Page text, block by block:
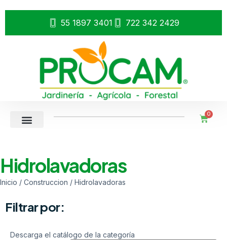
55 1897 3401 722 342 2429
0
Hidrolavadoras
Inicio / Construccion / Hidrolavadoras
Filtrar por:
Descarga el catálogo de la categoría